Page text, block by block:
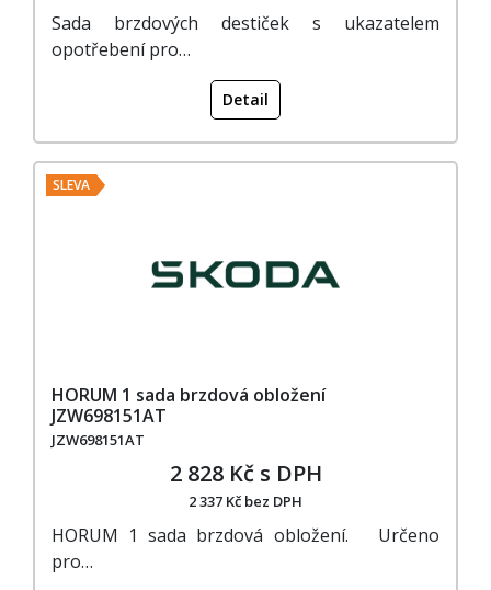
Sada brzdových destiček s ukazatelem
opotřebení pro…
Detail
SLEVA
HORUM 1 sada brzdová obložení
JZW698151AT
JZW698151AT
2 828 Kč s DPH
2 337 Kč bez DPH
HORUM 1 sada brzdová obložení. Určeno
pro…